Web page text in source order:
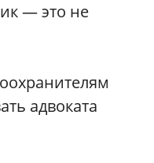
— это не
адвоката